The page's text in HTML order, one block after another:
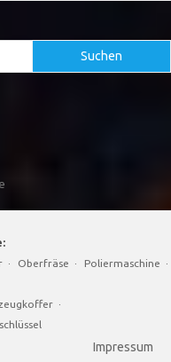
Suchen
· Oberfräse · Poliermaschine ·
·
Impressum